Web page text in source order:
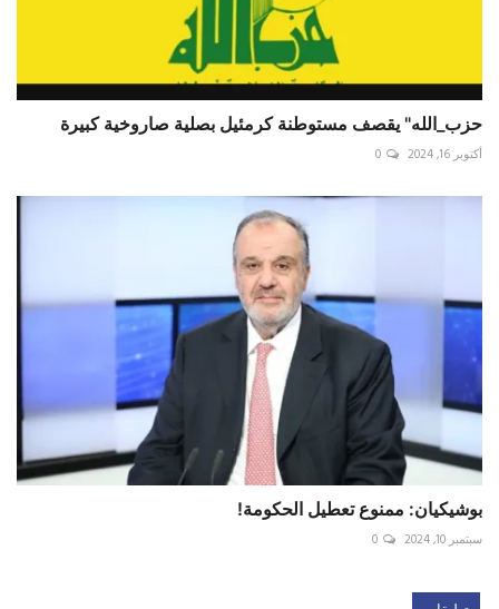
حزب_الله" يقصف مستوطنة كرمئيل بصلية صاروخية كبيرة
أكتوبر 16, 2024 0
بوشيكيان: ممنوع تعطيل الحكومة!
سبتمبر 10, 2024 0